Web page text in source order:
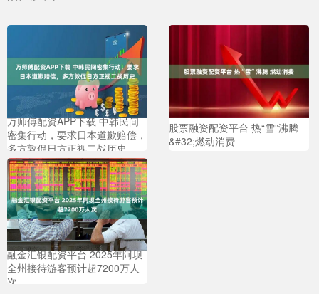
万师傅配资APP下载 中韩民间
密集行动，要求日本道歉赔偿，
多方敦促日方正视二战历史
股票融资配资平台 热“雪”沸腾
&#32;燃动消费
融金汇银配资平台 2025年阿坝
全州接待游客预计超7200万人
次